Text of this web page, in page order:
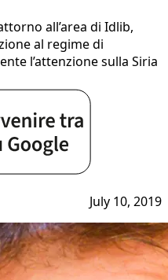
all’area di Idlib,
al regime di
l’attenzione sulla Siria
July 10, 2019